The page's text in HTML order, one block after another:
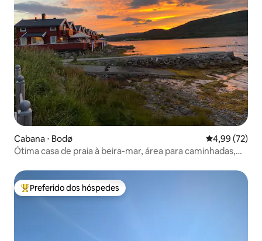
Cabana ⋅ Bodø 4,99 de uma
4,99 (72)
Ótima casa de praia à beira-mar, área para caminhadas,
Entre os melhores preferidos dos hóspedes
Preferido dos hóspedes